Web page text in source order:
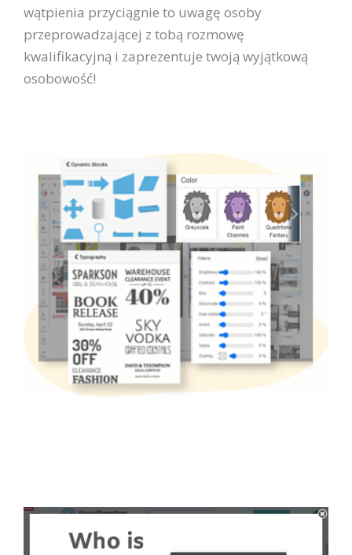
wątpienia przyciągnie to uwagę osoby
przeprowadzającej z tobą rozmowę
kwalifikacyjną i zaprezentuje twoją wyjątkową
osobowość!